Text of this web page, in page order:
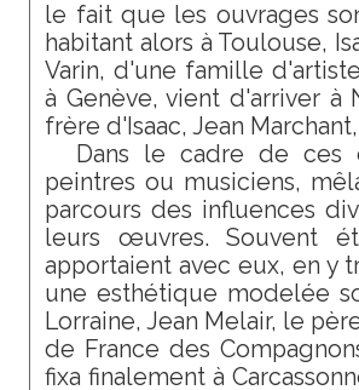
le fait que les ouvrages
habitant alors à Toulouse,
Varin, d'une famille
à Genève, vient d'arriver à
frère d'Isaac, Jean
Dans le cadre de ces
peintres ou musiciens,
parcours des influences
leurs œuvres. Souvent
apportaient avec eux, en y
une esthétique modelée
Lorraine, Jean Melair, le
de France des
fixa finalement à